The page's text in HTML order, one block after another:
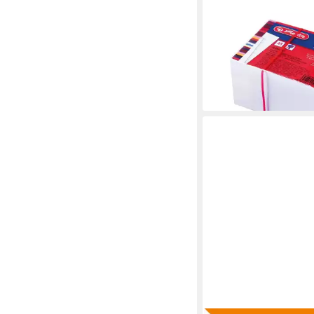
A8 / liniert / 170g/
1,99 €
lieferbar - in 3-4